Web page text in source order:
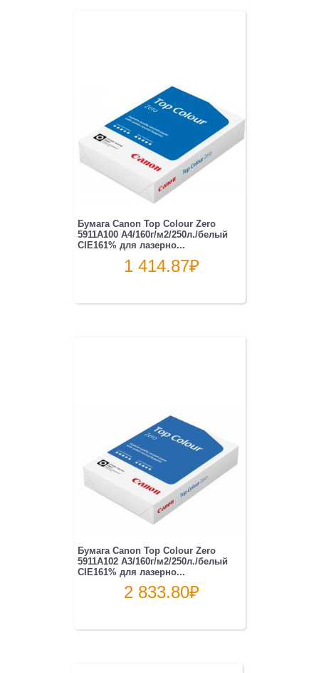
Бумага Canon Top Colour Zero
5911A100 A4/160г/м2/250л./белый
CIE161% для лазерно...
1 414.87₽
Бумага Canon Top Colour Zero
5911A102 A3/160г/м2/250л./белый
CIE161% для лазерно...
2 833.80₽